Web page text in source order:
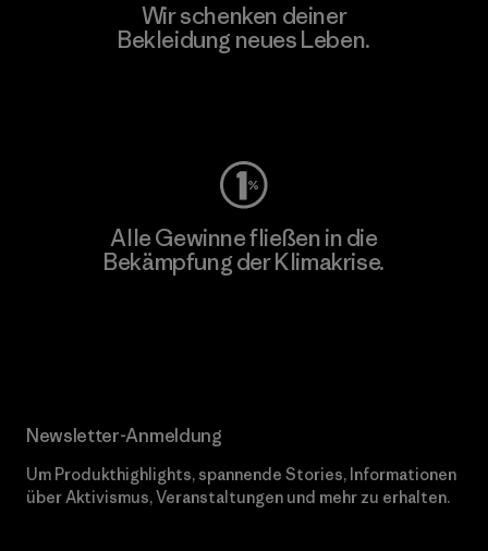
Wir schenken deiner
Bekleidung neues Leben.
Alle Gewinne fließen in die
Bekämpfung der Klimakrise.
Newsletter-Anmeldung
Um Produkthighlights, spannende Stories, Informationen
über Aktivismus, Veranstaltungen und mehr zu erhalten.